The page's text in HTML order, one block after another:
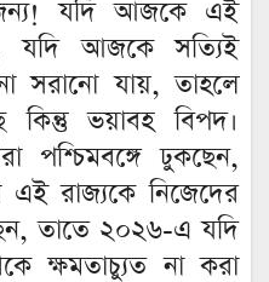
যদি আজকে এই
যদি আজকে সত্যিই
সরানো যায়, তাহলে
ভয়াবহ বিপদ।
পশ্চিমবঙ্গে ঢুকছেন,
এই রাজ্যকে নিজেদের
তাতে ২০২৬-এ যদি
ক্ষমতাচ্যুত না করা